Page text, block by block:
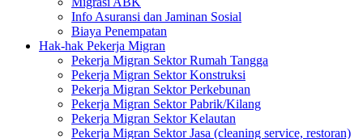
Info Asuransi dan Jaminan Sosial
Biaya Penempatan
Hak-hak Pekerja Migran
Pekerja Migran Sektor Rumah Tangga
Pekerja Migran Sektor Konstruksi
Pekerja Migran Sektor Perkebunan
Pekerja Migran Sektor Pabrik/Kilang
Pekerja Migran Sektor Kelautan
Pekerja Migran Sektor Jasa (cleaning service, restoran)